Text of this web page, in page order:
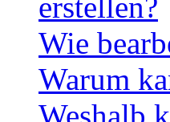
erstellen?
Wie
Warum